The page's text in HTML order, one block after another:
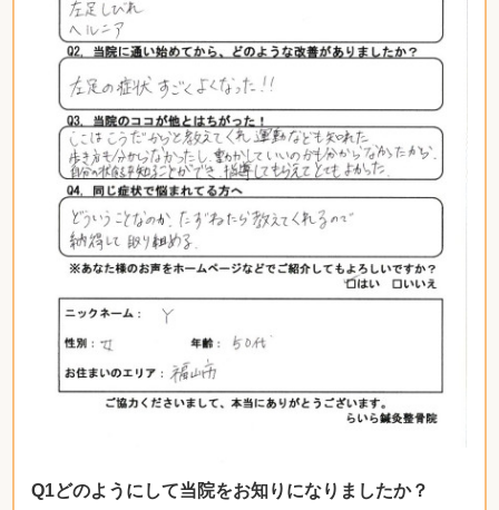
Q1どのようにして当院をお知りになりましたか？